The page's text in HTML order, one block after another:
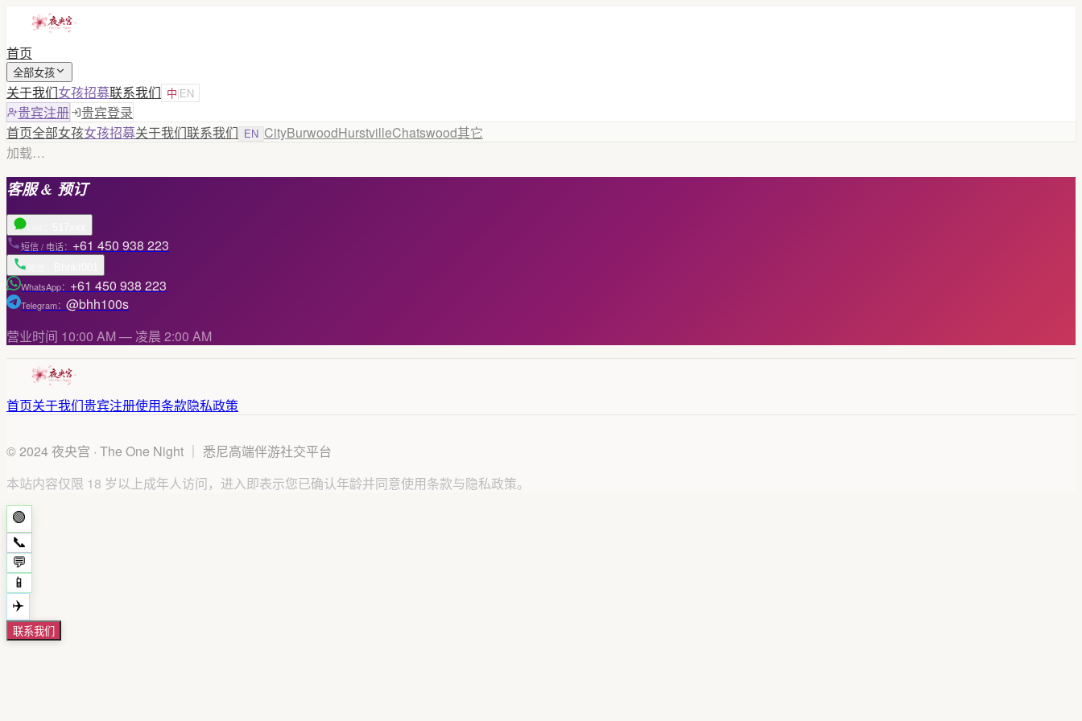
首页
全部女孩
关于我们女孩招募联系我们 中 EN
贵宾注册
贵宾登录
首页全部女孩女孩招募关于我们联系我们 EN CityBurwoodHurstvilleChatswood其它
加载…
客服 & 预订
短信 / 电话： +61 450 938 223
WhatsApp： +61 450 938 223
Telegram： @bhh100s
营业时间 10:00 AM — 凌晨 2:00 AM
首页关于我们贵宾注册使用条款隐私政策
© 2024夜央宫 · The One Night ｜ 悉尼高端伴游社交平台
本站内容仅限 18 岁以上成年人访问，进入即表示您已确认年龄并同意使用条款与隐私政策。
🟢
📞
💬
📱
✈️
联系我们